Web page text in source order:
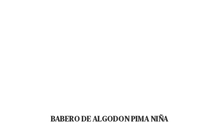
BABERO DE ALGODON PIMA NIÑA